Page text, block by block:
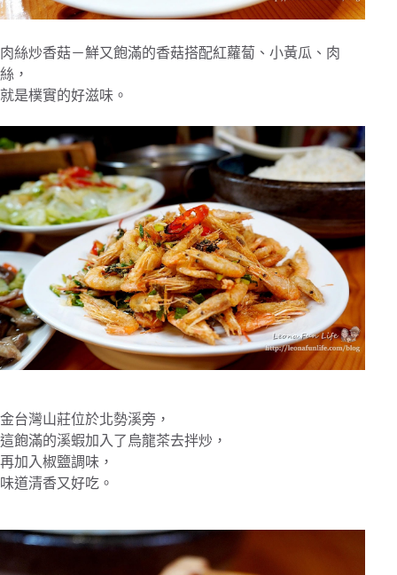
肉絲炒香菇－鮮又飽滿的香菇搭配紅蘿蔔、小黃瓜、肉
絲，
就是樸實的好滋味。
金台灣山莊位於北勢溪旁，
這飽滿的溪蝦加入了烏龍茶去拌炒，
再加入椒鹽調味，
味道清香又好吃。